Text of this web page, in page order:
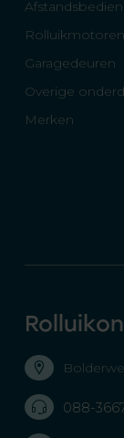
Rolluikmotoren
Garagedeuren
Overige
Merken
088-